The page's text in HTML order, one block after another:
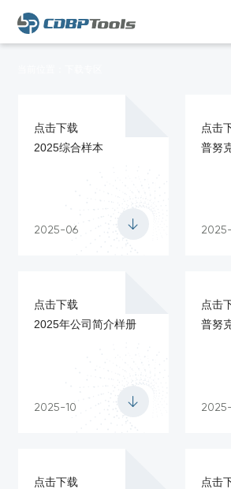
点击下载
2025综合样本
2025-06 
点击
普努
点击下载
2025年公司简介样册
2025-10 
点击
普努
点击下载
点击